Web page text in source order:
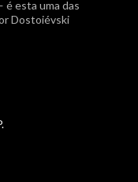
é esta uma das
Dostoiévski